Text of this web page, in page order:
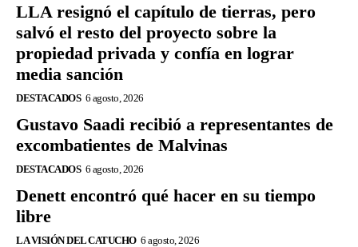
LLA resignó el capítulo de tierras, pero
salvó el resto del proyecto sobre la
propiedad privada y confía en lograr
media sanción
DESTACADOS 6 agosto, 2026
Gustavo Saadi recibió a representantes de
excombatientes de Malvinas
DESTACADOS 6 agosto, 2026
Denett encontró qué hacer en su tiempo
libre
LA VISIÓN DEL CATUCHO 6 agosto, 2026